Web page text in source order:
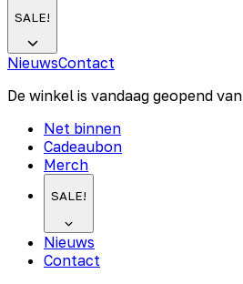
SALE!
NieuwsContact
De winkel is vandaag geopend van
Net binnen
Cadeaubon
Merch
SALE!
Nieuws
Contact